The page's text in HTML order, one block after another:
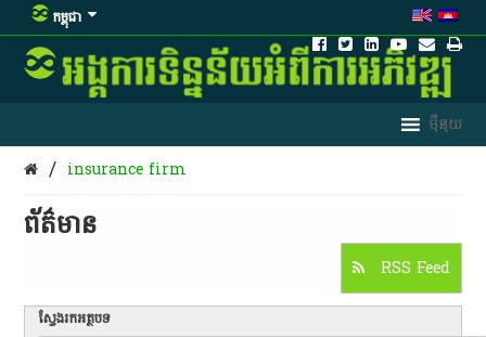
កម្ពុជា
/ insurance firm
ព័ត៌មាន​
RSS Feed
ស្វែងរកអត្ថបទ